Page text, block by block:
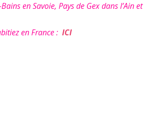
en Savoie, Pays de Gex dans l’Ain et
en France :ICI